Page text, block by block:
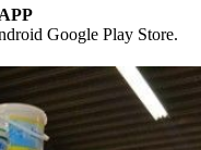
Google Play Store.